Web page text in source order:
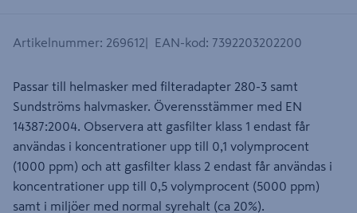
Artikelnummer: 269612 EAN-kod: 7392203202200
Passar till helmasker med filteradapter 280-3 samt
Sundströms halvmasker. Överensstämmer med EN
14387:2004. Observera att gasfilter klass 1 endast får
användas i koncentrationer upp till 0,1 volymprocent
(1000 ppm) och att gasfilter klass 2 endast får användas i
koncentrationer upp till 0,5 volymprocent (5000 ppm)
samt i miljöer med normal syrehalt (ca 20%).